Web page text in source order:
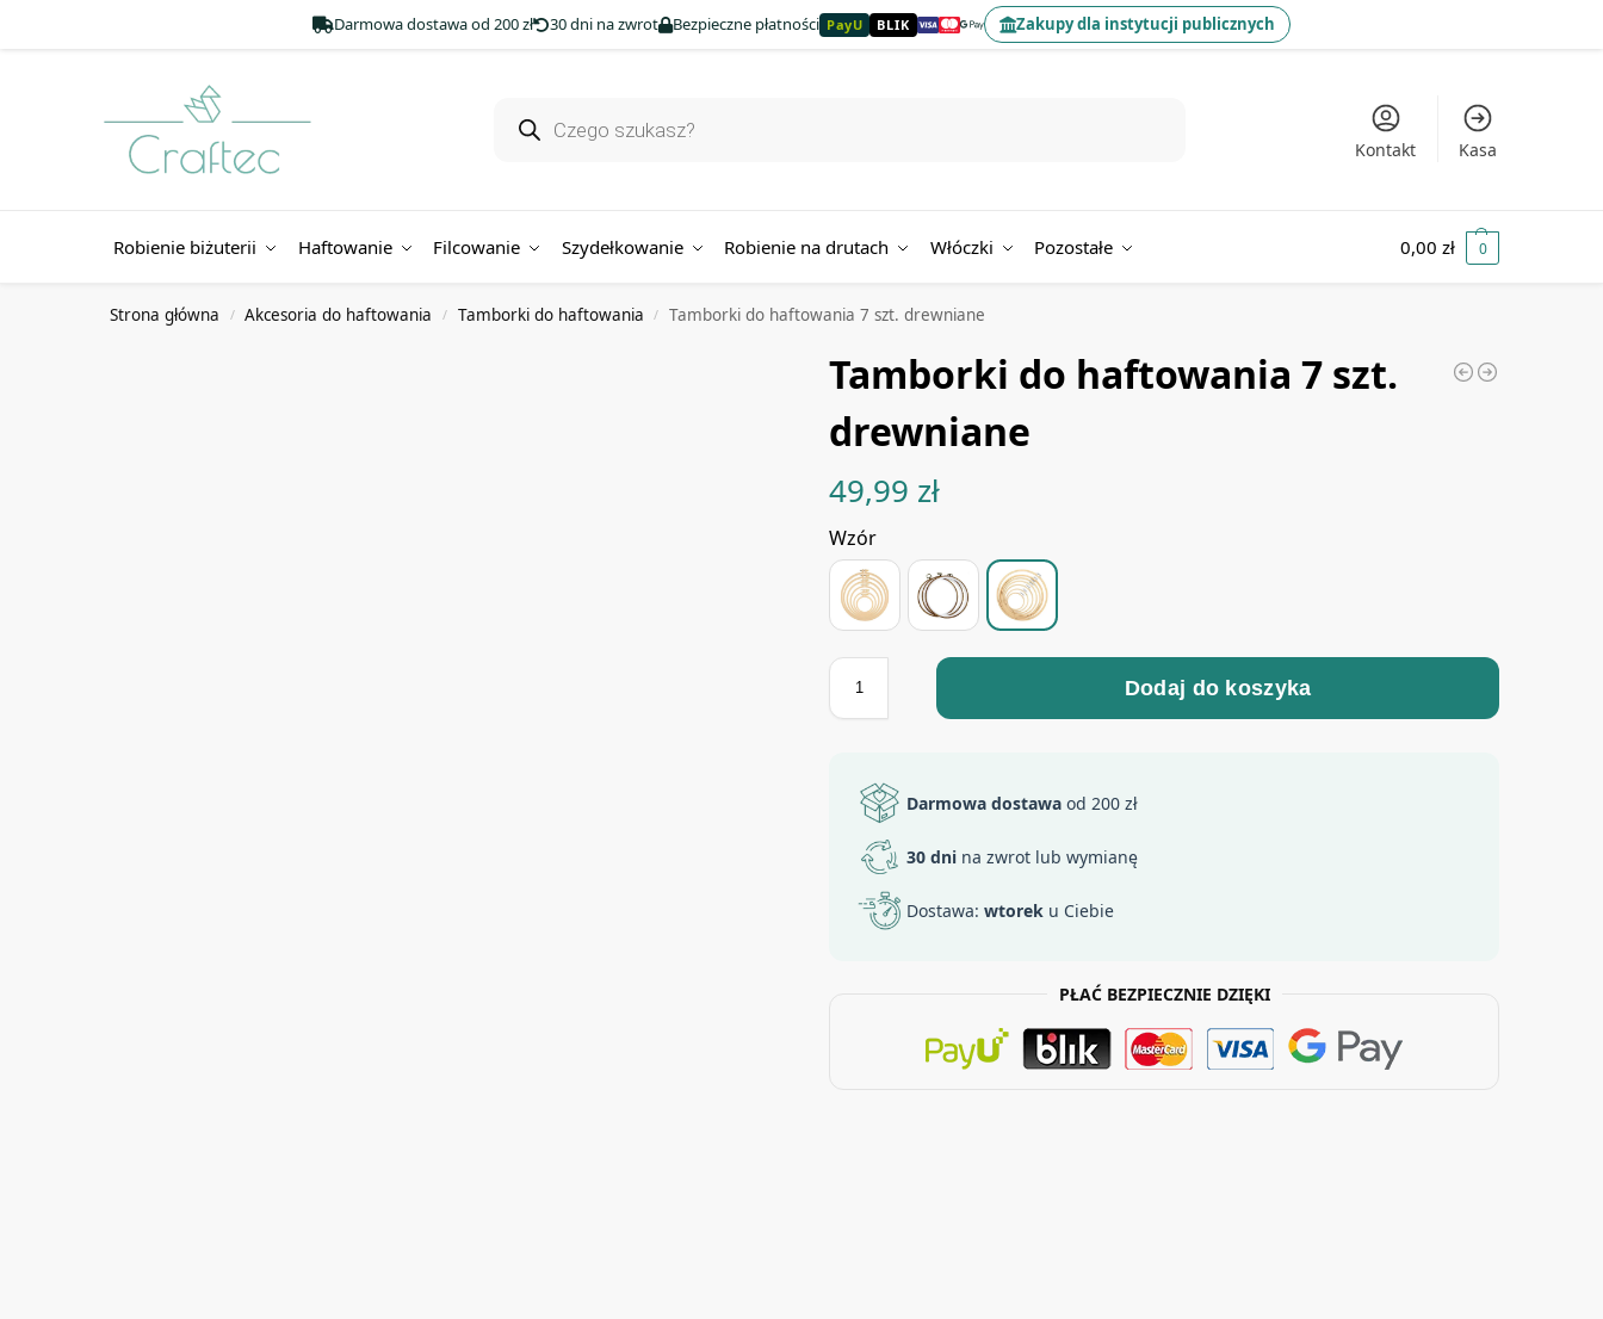
Darmowa dostawa od 200 zł 30 dni na zwrot Bezpieczne płatności PayU BLIK Zakupy dla instytucji publicznych
Kontakt Kasa
Robienie biżuterii Haftowanie Filcowanie Szydełkowanie Robienie na drutach Włóczki Pozostałe 0,00 zł 0
Strona główna / Akcesoria do haftowania / Tamborki do haftowania / Tamborki do haftowania 7 szt. drewniane
Tamborki do haftowania 7 szt.
drewniane
49,99 zł
Wzór
Dodaj do koszyka
Darmowa dostawa od 200 zł
30 dni na zwrot lub wymianę
Dostawa:wtorek u Ciebie
PŁAĆ BEZPIECZNIE DZIĘKI